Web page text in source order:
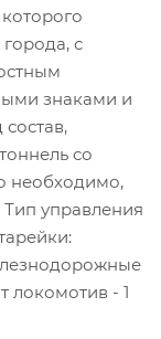
города, с
знаками и
со
необходимо,
управления
локомотив - 1